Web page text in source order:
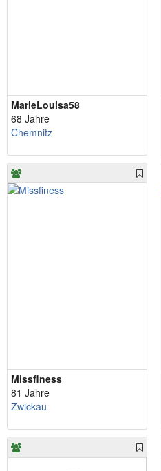
MarieLouisa58
68 Jahre
Chemnitz
Missfiness
81 Jahre
Zwickau